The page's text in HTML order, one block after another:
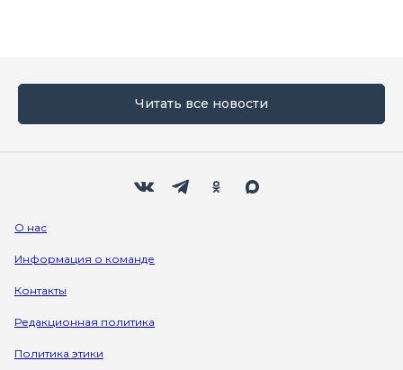
Читать все новости
О нас
Информация о команде
Контакты
Редакционная политика
Политика этики